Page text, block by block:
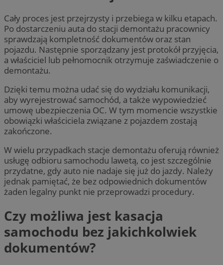
Cały proces jest przejrzysty i przebiega w kilku etapach.
Po dostarczeniu auta do stacji demontażu pracownicy
sprawdzają kompletność dokumentów oraz stan
pojazdu. Następnie sporządzany jest protokół przyjęcia,
a właściciel lub pełnomocnik otrzymuje zaświadczenie o
demontażu.
Dzięki temu można udać się do wydziału komunikacji,
aby wyrejestrować samochód, a także wypowiedzieć
umowę ubezpieczenia OC. W tym momencie wszystkie
obowiązki właściciela związane z pojazdem zostają
zakończone.
W wielu przypadkach stacje demontażu oferują również
usługę odbioru samochodu lawetą, co jest szczególnie
przydatne, gdy auto nie nadaje się już do jazdy. Należy
jednak pamiętać, że bez odpowiednich dokumentów
żaden legalny punkt nie przeprowadzi procedury.
Czy możliwa jest kasacja
samochodu bez jakichkolwiek
dokumentów?